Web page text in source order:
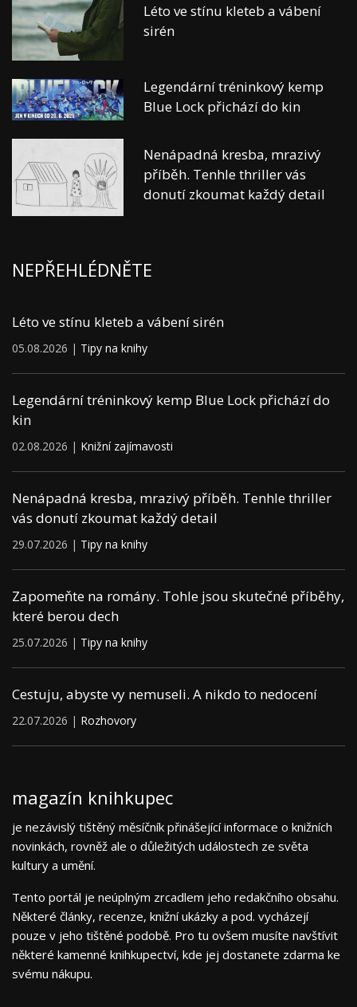
Léto ve stínu kleteb a vábení
sirén
Legendární tréninkový kemp
Blue Lock přichází do kin
Nenápadná kresba, mrazivý
příběh. Tenhle thriller vás
donutí zkoumat každý detail
NEPŘEHLÉDNĚTE
Léto ve stínu kleteb a vábení sirén
05.08.2026 | Tipy na knihy
Legendární tréninkový kemp Blue Lock přichází do
kin
02.08.2026 | Knižní zajímavosti
Nenápadná kresba, mrazivý příběh. Tenhle thriller
vás donutí zkoumat každý detail
29.07.2026 | Tipy na knihy
Zapomeňte na romány. Tohle jsou skutečné příběhy,
které berou dech
25.07.2026 | Tipy na knihy
Cestuju, abyste vy nemuseli. A nikdo to nedocení
22.07.2026 | Rozhovory
magazín knihkupec
je nezávislý tištěný měsíčník přinášející informace o knižních
novinkách, rovněž ale o důležitých událostech ze světa
kultury a umění.
Tento portál je neúplným zrcadlem jeho redakčního obsahu.
Některé články, recenze, knižní ukázky a pod. vycházejí
pouze v jeho tištěné podobě. Pro tu ovšem musíte navštívit
některé kamenné knihkupectví, kde jej dostanete zdarma ke
svému nákupu.